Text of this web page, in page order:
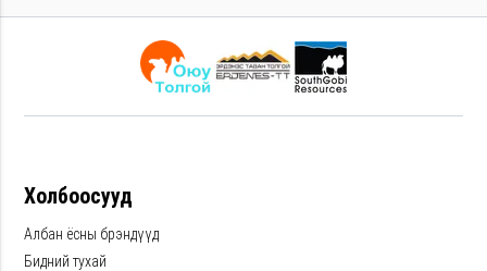
Холбоосууд
Албан ёсны брэндүүд
Бидний тухай